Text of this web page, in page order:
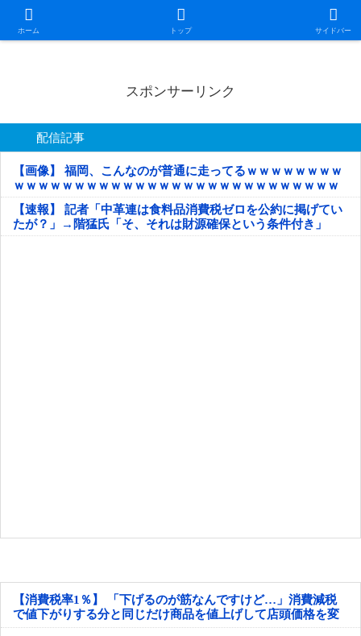
ホーム トップ サイドバー
日本第一！ニュース録
スポンサーリンク
配信記事
【画像】 福岡、こんなのが普通に走ってるｗｗｗｗｗｗｗｗ
ｗｗｗｗｗｗｗｗｗｗｗｗｗｗｗｗｗｗｗｗｗｗｗｗｗｗｗ
ｗｗｗｗｗ
【速報】 記者「中革連は食料品消費税ゼロを公約に掲げてい
たが？」→階猛氏「そ、それは財源確保という条件付き」
【消費税率1％】 「下げるのが筋なんですけど…」消費減税
で値下がりする分と同じだけ商品を値上げして店頭価格を変
えない店も